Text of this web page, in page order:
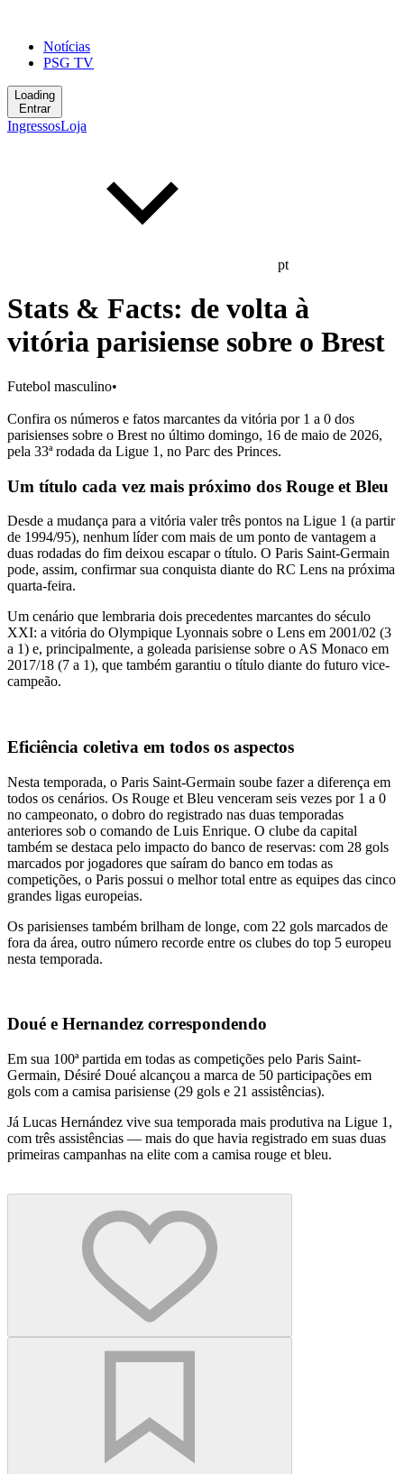
Notícias
PSG TV
Loading
Entrar
IngressosLoja
pt
Stats & Facts: de volta à
vitória parisiense sobre o Brest
Futebol masculino•
Confira os números e fatos marcantes da vitória por 1 a 0 dos
parisienses sobre o Brest no último domingo, 16 de maio de 2026,
pela 33ª rodada da Ligue 1, no Parc des Princes.
Um título cada vez mais próximo dos Rouge et Bleu
Desde a mudança para a vitória valer três pontos na Ligue 1 (a partir
de 1994/95), nenhum líder com mais de um ponto de vantagem a
duas rodadas do fim deixou escapar o título. O Paris Saint-Germain
pode, assim, confirmar sua conquista diante do RC Lens na próxima
quarta-feira.
Um cenário que lembraria dois precedentes marcantes do século
XXI: a vitória do Olympique Lyonnais sobre o Lens em 2001/02 (3
a 1) e, principalmente, a goleada parisiense sobre o AS Monaco em
2017/18 (7 a 1), que também garantiu o título diante do futuro vice-
campeão.
Eficiência coletiva em todos os aspectos
Nesta temporada, o Paris Saint-Germain soube fazer a diferença em
todos os cenários. Os Rouge et Bleu venceram seis vezes por 1 a 0
no campeonato, o dobro do registrado nas duas temporadas
anteriores sob o comando de Luis Enrique. O clube da capital
também se destaca pelo impacto do banco de reservas: com 28 gols
marcados por jogadores que saíram do banco em todas as
competições, o Paris possui o melhor total entre as equipes das cinco
grandes ligas europeias.
Os parisienses também brilham de longe, com 22 gols marcados de
fora da área, outro número recorde entre os clubes do top 5 europeu
nesta temporada.
Doué e Hernandez correspondendo
Em sua 100ª partida em todas as competições pelo Paris Saint-
Germain, Désiré Doué alcançou a marca de 50 participações em
gols com a camisa parisiense (29 gols e 21 assistências).
Já Lucas Hernández vive sua temporada mais produtiva na Ligue 1,
com três assistências — mais do que havia registrado em suas duas
primeiras campanhas na elite com a camisa rouge et bleu.